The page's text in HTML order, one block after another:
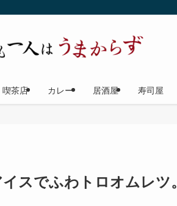
喫茶店 カレー 居酒屋 寿司屋
スでふわトロオムレツ。